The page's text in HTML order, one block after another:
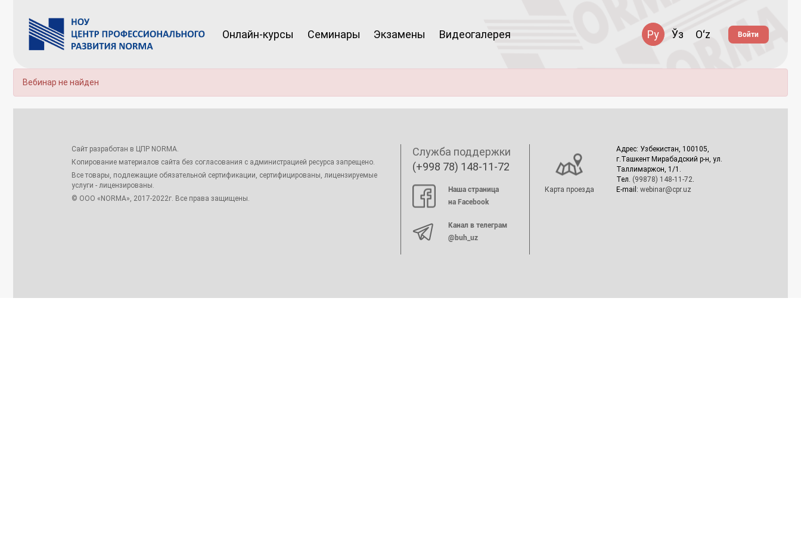
Онлайн-курсы Семинары Экзамены Видеогалерея Ру Ўз Oʻz Войти
Вебинар не найден
Сайт разработан в ЦПР NORMA.
Копирование материалов сайта без согласования с администрацией ресурса запрещено.
Все товары, подлежащие обязательной сертификации, сертифицированы, лицензируемые
услуги - лицензированы.
© ООО «NORMA», 2017-2022г. Все права защищены.
Служба поддержки
(+998 78) 148-11-72
Наша страница
на Facebook
Канал в телеграм
@buh_uz
Карта проезда
Адрес: Узбекистан, 100105,
г.Ташкент Мирабадский р-н, ул.
Таллимаржон, 1/1.
Тел. (99878) 148-11-72
E-mail: webinar@cpr.uz